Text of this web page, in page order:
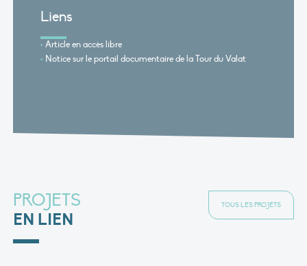
Liens
Article en accès libre
Notice sur le portail documentaire de la Tour du Valat
PROJETS
EN LIEN
TOUS LES PROJETS